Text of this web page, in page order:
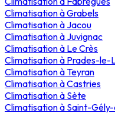
ClimatisationàGrabels
Climatisationà Jacou
Climatisationà Juvignac
Climatisationà Le Crès
Climatisationà Prades-le-
ClimatisationàTeyran
ClimatisationàCastries
Climatisationà Sète
Climatisationà Saint-